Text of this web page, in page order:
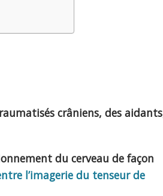
crâniens, des
du cerveau de façon
l’imagerie du tenseur de